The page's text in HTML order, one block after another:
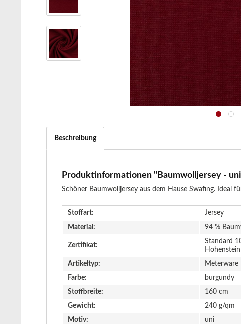
Beschreibung
Produktinformationen "Baumwolljersey -
Schöner Baumwolljersey aus dem Hause Swafing. Ideal
Stoffart:
Jersey
Material:
94 %
Zertifikat:
Standard
Hohenstein
Artikeltyp:
Meterware
Farbe:
burgundy
Stoffbreite:
160 cm
Gewicht:
240 g/qm
Motiv:
uni